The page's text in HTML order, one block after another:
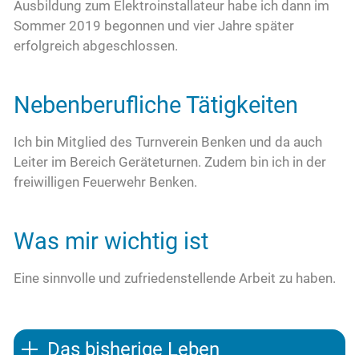
Ausbildung zum Elektroinstallateur habe ich dann im
Sommer 2019 begonnen und vier Jahre später
erfolgreich abgeschlossen.
Nebenberufliche Tätigkeiten
Ich bin Mitglied des Turnverein Benken und da auch
Leiter im Bereich Geräteturnen. Zudem bin ich in der
freiwilligen Feuerwehr Benken.
Was mir wichtig ist
Eine sinnvolle und zufriedenstellende Arbeit zu haben.
Das bisherige Leben